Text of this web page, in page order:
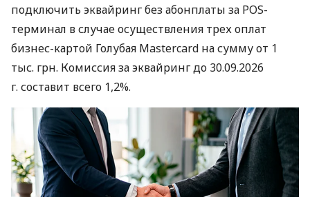
подключить эквайринг без абонплаты за POS-
терминал в случае осуществления трех оплат
бизнес-картой Голубая Mastercard на сумму от 1
тыс. грн. Комиссия за эквайринг до 30.09.2026
г. составит всего 1,2%.